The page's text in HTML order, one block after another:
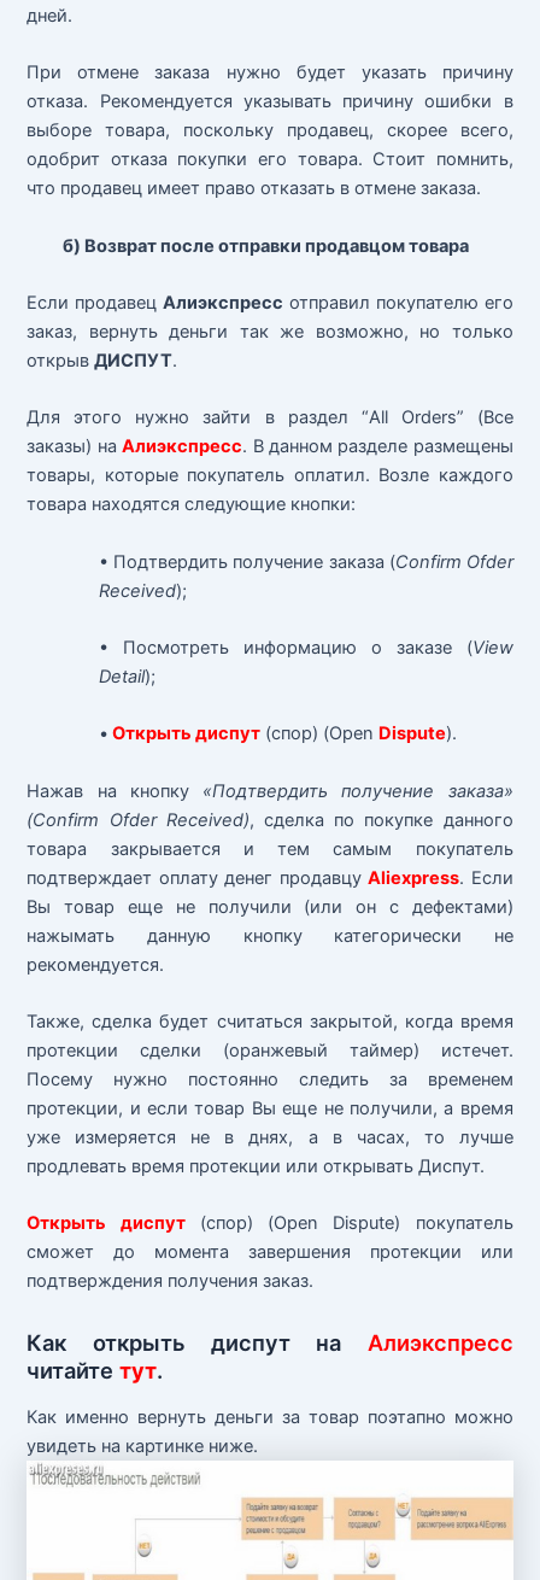
дней.
При отмене заказа нужно будет указать причину
отказа. Рекомендуется указывать причину ошибки в
выборе товара, поскольку продавец, скорее всего,
одобрит отказа покупки его товара. Стоит помнить,
что продавец имеет право отказать в отмене заказа.
б) Возврат после отправки продавцом товара
Если продавецАлиэкспресс отправил покупателю его
заказ, вернуть деньги так же возможно, но только
открывДИСПУТ.
Для этого нужно зайти в раздел “All Orders” (Все
заказы) наАлиэкспресс. В данном разделе размещены
товары, которые покупатель оплатил. Возле каждого
товара находятся следующие кнопки:
• Подтвердить получение заказа (Confirm Ofder
Received);
• Посмотреть информацию о заказе (View
Detail);
• Открыть диспут (спор) (Open Dispute).
Нажав на кнопку «Подтвердить получение заказа»
(Confirm Ofder Received), сделка по покупке данного
товара закрывается и тем самым покупатель
подтверждает оплату денег продавцуAliexpress. Если
Вы товар еще не получили (или он с дефектами)
нажымать данную кнопку категорически не
рекомендуется.
Также, сделка будет считаться закрытой, когда время
протекции сделки (оранжевый таймер) истечет.
Посему нужно постоянно следить за временем
протекции, и если товар Вы еще не получили, а время
уже измеряется не в днях, а в часах, то лучше
продлевать время протекции или открывать Диспут.
Открыть диспут(спор) (Open Dispute) покупатель
сможет до момента завершения протекции или
подтверждения получения заказ.
Как открыть диспут на Алиэкспресс
читайтетут.
Как именно вернуть деньги за товар поэтапно можно
увидеть на картинке ниже.